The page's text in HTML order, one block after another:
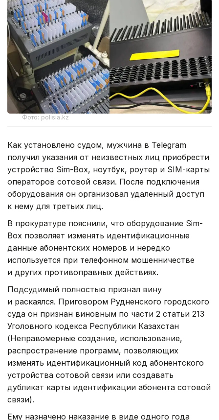
Фото: polisia.kz
Как установлено судом, мужчина в Telegram
получил указания от неизвестных лиц приобрести
устройство Sim-Box, ноутбук, роутер и SIM-карты
операторов сотовой связи. После подключения
оборудования он организовал удаленный доступ
к нему для третьих лиц.
В прокуратуре пояснили, что оборудование Sim-
Box позволяет изменять идентификационные
данные абонентских номеров и нередко
используется при телефонном мошенничестве
и других противоправных действиях.
Подсудимый полностью признал вину
и раскаялся. Приговором Рудненского городского
суда он признан виновным по части 2 статьи 213
Уголовного кодекса Республики Казахстан
(Неправомерные создание, использование,
распространение программ, позволяющих
изменять идентификационный код абонентского
устройства сотовой связи или создавать
дубликат карты идентификации абонента сотовой
связи).
Ему назначено наказание в виде одного года